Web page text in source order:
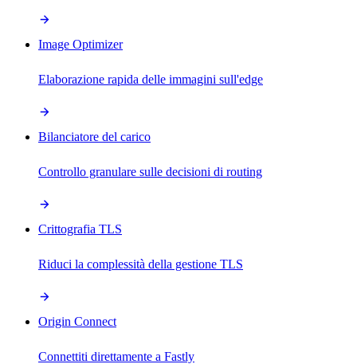
Image Optimizer
Elaborazione rapida delle immagini sull'edge
Bilanciatore del carico
Controllo granulare sulle decisioni di routing
Crittografia TLS
Riduci la complessità della gestione TLS
Origin Connect
Connettiti direttamente a Fastly